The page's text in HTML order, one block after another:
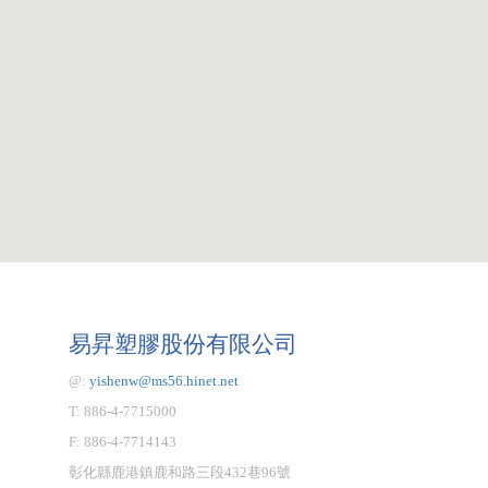
易昇塑膠股份有限公司
@:yishenw@ms56.hinet.net
T: 886-4-7715000
F: 886-4-7714143
彰化縣鹿港鎮鹿和路三段432巷96號